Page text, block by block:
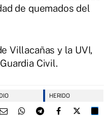
de quemados del
Villacañas y la UVI,
Civil.
HERIDO